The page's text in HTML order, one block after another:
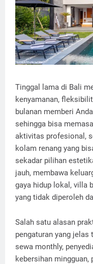
Tinggal lama di Bali
kenyamanan,
bulanan memberi
sehingga bisa
aktivitas profesional,
kolam renang yang
sekadar pilihan
jauh, membawa
gaya hidup lokal, villa
yang tidak diperoleh
Salah satu alasan
pengaturan yang jelas
sewa monthly,
kebersihan mingguan,